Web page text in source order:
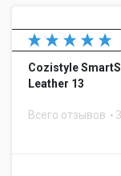
Cozistyle
Leather 13
Всего отзывов 3